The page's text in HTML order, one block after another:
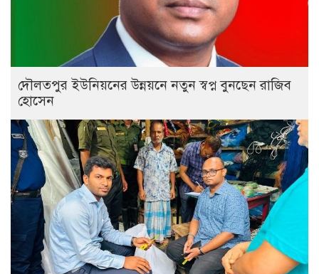
দৌলতপুর ইউনিয়নের উন্নয়নে নতুন স্বপ্ন বুনছেন রাজিব
হোসেন